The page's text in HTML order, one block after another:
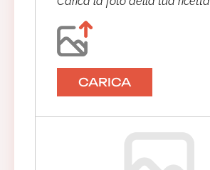
CARICA